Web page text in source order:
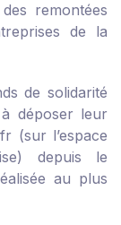
remontées
de la
de solidarité
déposer leur
(sur l’espace
depuis le
au plus